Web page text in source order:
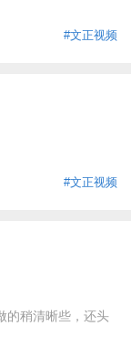
#文正视频
#文正视频
的稍清晰些，还头